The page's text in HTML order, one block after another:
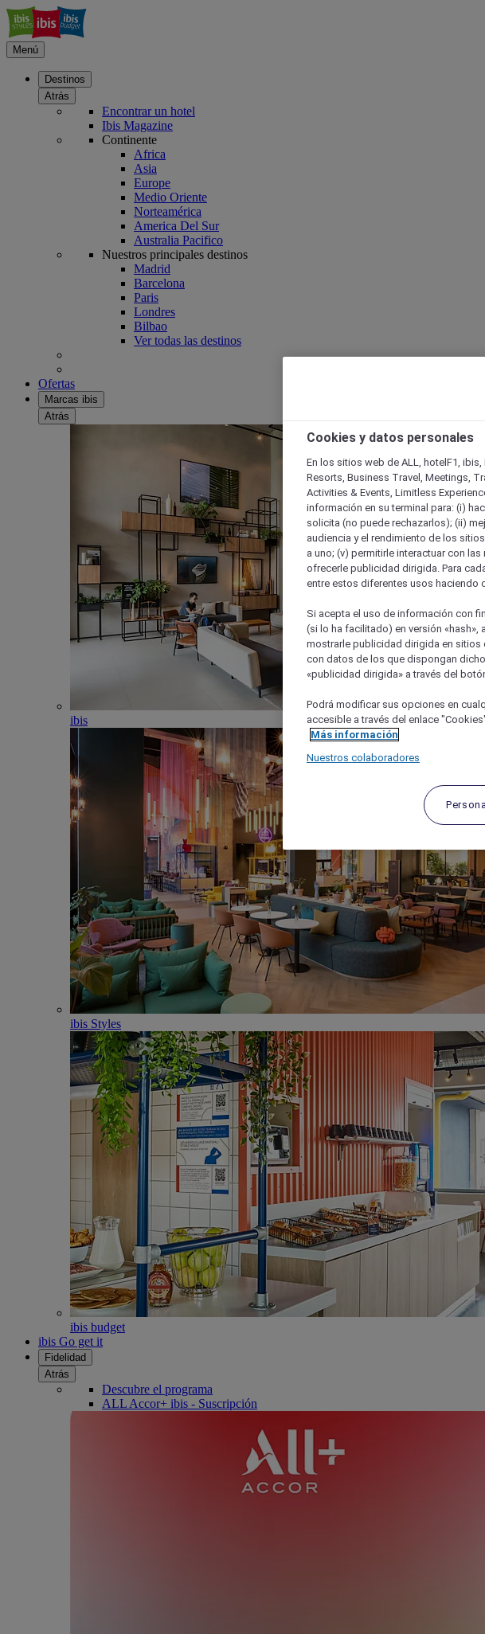
Menú
Destinos
Atrás
Encontrar un hotel
Ibis Magazine
Continente
Africa
Asia
Europe
Medio Oriente
Norteamérica
America Del Sur
Australia Pacifico
Nuestros principales destinos
Madrid
Barcelona
Paris
Londres
Bilbao
Ver todas las destinos
Ofertas
Marcas ibis
Atrás
ibis
ibis Styles
ibis budget
ibis Go get it
Fidelidad
Atrás
Descubre el programa
ALL Accor+ ibis - Suscripción
Cookies y datos personales
En los sitios web de ALL, hotelF1,
Resorts, Business Travel, Meetings,
Activities & Events, Limitless
información en su terminal para: (i)
solicita (no puede rechazarlos); (ii)
audiencia y el rendimiento de los
a uno; (v) permitirle interactuar con
ofrecerle publicidad dirigida. Para
entre estos diferentes usos haciendo
Si acepta el uso de información con
(si lo ha facilitado) en versión
mostrarle publicidad dirigida en sitios
con datos de los que dispongan
«publicidad dirigida» a través del
Podrá modificar sus opciones en
accesible a través del enlace
Más información
Nuestros colaboradores